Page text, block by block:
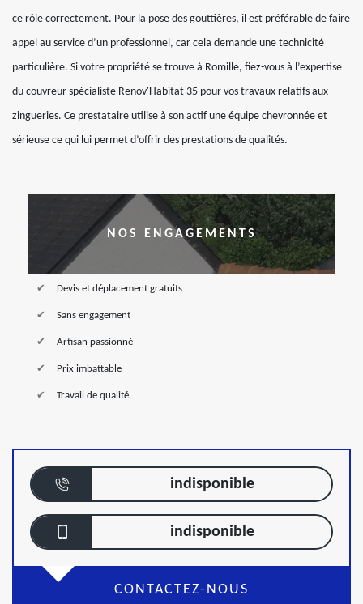
ce rôle correctement. Pour la pose des gouttières, il est préférable de faire
appel au service d’un professionnel, car cela demande une technicité
particulière. Si votre propriété se trouve à Romille, fiez-vous à l’expertise
du couvreur spécialiste Renov'Habitat 35 pour vos travaux relatifs aux
zingueries. Ce prestataire utilise à son actif une équipe chevronnée et
sérieuse ce qui lui permet d’offrir des prestations de qualités.
NOS ENGAGEMENTS
Devis et déplacement gratuits
Sans engagement
Artisan passionné
Prix imbattable
Travail de qualité
indisponible
indisponible
CONTACTEZ-NOUS